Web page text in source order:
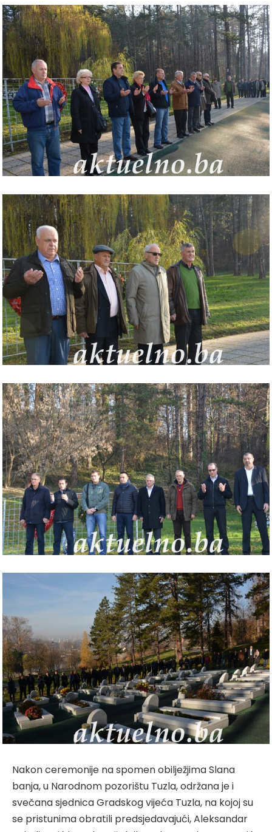
Nakon ceremonije na spomen obilježjima Slana
banja, u Narodnom pozorištu Tuzla, održana je i
svečana sjednica Gradskog vijeća Tuzla, na kojoj su
se pristunima obratili predsjedavajući, Aleksandar